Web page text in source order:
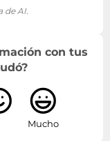
de AI.
con tus
Mucho